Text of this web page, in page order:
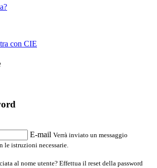
con CIE
E-mail Verrà inviato un messaggio
istruzioni necessarie.
al nome utente? Effettua il reset della password